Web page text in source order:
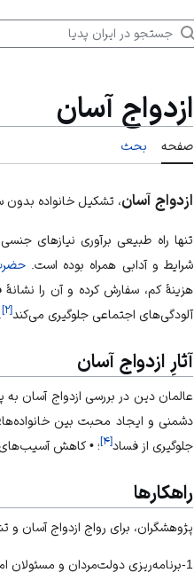
ازدواج آسان
صفحه بحث
ازدواج آسان، تشکیل خانواده بدون
تنها راه طبیعی برآوری نیازهای
شرایط و آدابی همراه بوده است.
هزینۀ کم، سفارش کرده و آن را
آلودگی‌های اجتماعی جلوگیری می‌کند[۲]
آثارِ ازدواج آسان
عالمان دین در بررسی ازدواج آسان به
دشمنی و ایجاد محبت بین
جلوگیری از فساد[۴]؛ • کاهش
راهکارها
پژوهشگران، برای رواج ازدواج آسان و
1-برنامه‌ریزی دولت‌مردان و مسئولان امور اقتصادی، اجتماعى و فرهنگی؛